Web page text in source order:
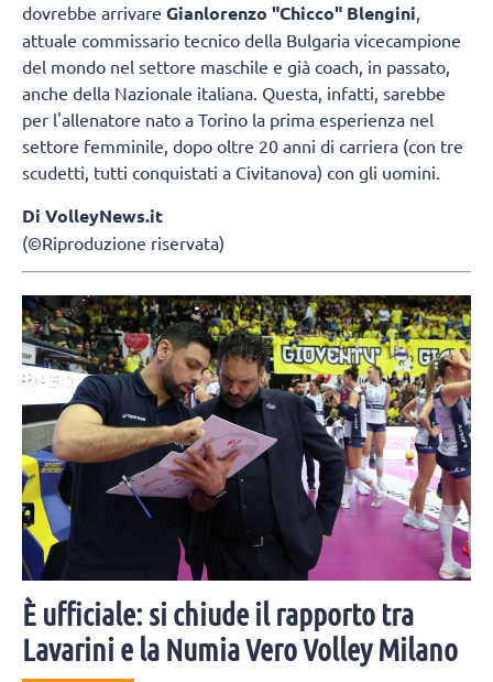
dovrebbe arrivare Gianlorenzo "Chicco" Blengini,
attuale commissario tecnico della Bulgaria vicecampione
del mondo nel settore maschile e già coach, in passato,
anche della Nazionale italiana. Questa, infatti, sarebbe
per l'allenatore nato a Torino la prima esperienza nel
settore femminile, dopo oltre 20 anni di carriera (con tre
scudetti, tutti conquistati a Civitanova) con gli uomini.
Di VolleyNews.it
(©Riproduzione riservata)
È ufficiale: si chiude il rapporto tra
Lavarini e la Numia Vero Volley Milano